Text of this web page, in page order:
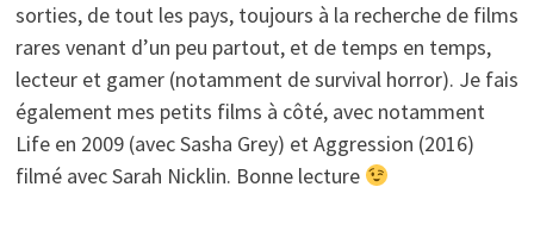
sorties, de tout les pays, toujours à la recherche de films
rares venant d’un peu partout, et de temps en temps,
lecteur et gamer (notamment de survival horror). Je fais
également mes petits films à côté, avec notamment
Life en 2009 (avec Sasha Grey) et Aggression (2016)
filmé avec Sarah Nicklin. Bonne lecture